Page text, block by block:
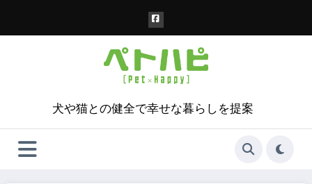
犬や猫との健全で幸せな暮らしを提案